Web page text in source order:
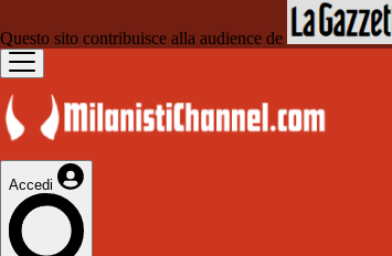
Questo sito contribuisce alla audience de
Accedi